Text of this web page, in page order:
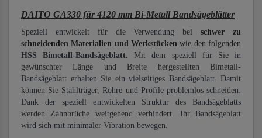
DAITO GA330 für 4120 mm Bi-Metall Bandsägeblätter
Speziell entwickelt für die Verwendung beischwer zu
schneidenden Materialien und Werkstücken wie den folgenden
HSS Bimetall-Bandsägeblatt. Mit dem speziell für Sie in
gewünschter Länge und Breite hergestellten Bimetall-
Bandsägeblatt erhalten Sie ein vielseitiges Bandsägeblatt. Damit
können Sie Stahlträger, Rohre und Profile problemlos schneiden.
Dank der speziell entwickelten Struktur des Bandsägeblatts
werden Zahnbrüche weitgehend verhindert. Ihr Bandsägeblatt
wird sich mit minimaler Vibration bewegen.